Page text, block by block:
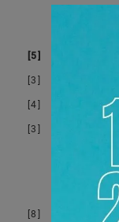
5
3
4
3
8